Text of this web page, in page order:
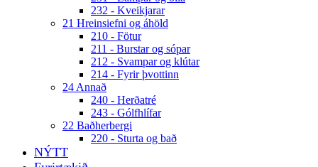
232 - Kveikjarar
21 Hreinsiefni og áhöld
210 - Fötur
211 - Burstar og sópar
212 - Svampar og klútar
214 - Fyrir þvottinn
24 Annað
240 - Herðatré
243 - Gólfhlífar
22 Baðherbergi
220 - Sturta og bað
NÝTT